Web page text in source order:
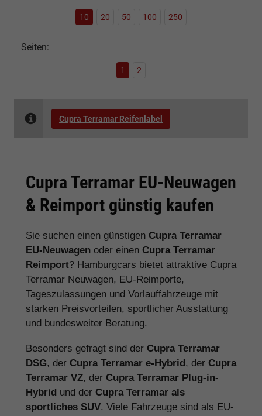
10 20 50 100 250
Seiten:
1 2
Cupra Terramar Reifenlabel
Cupra Terramar EU-Neuwagen
& Reimport günstig kaufen
Sie suchen einen günstigen Cupra Terramar
EU-Neuwagen oder einen Cupra Terramar
Reimport? Hamburgcars bietet attraktive Cupra
Terramar Neuwagen, EU-Reimporte,
Tageszulassungen und Vorlauffahrzeuge mit
starken Preisvorteilen, sportlicher Ausstattung
und bundesweiter Beratung.
Besonders gefragt sind der Cupra Terramar
DSG, der Cupra Terramar e-Hybrid, der Cupra
Terramar VZ, der Cupra Terramar Plug-in-
Hybrid und der Cupra Terramar als
sportliches SUV. Viele Fahrzeuge sind als EU-